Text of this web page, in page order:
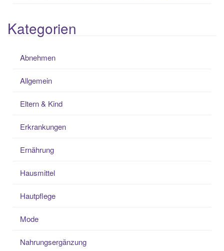
Kategorien
Abnehmen
Allgemein
Eltern & Kind
Erkrankungen
Ernährung
Hausmittel
Hautpflege
Mode
Nahrungsergänzung